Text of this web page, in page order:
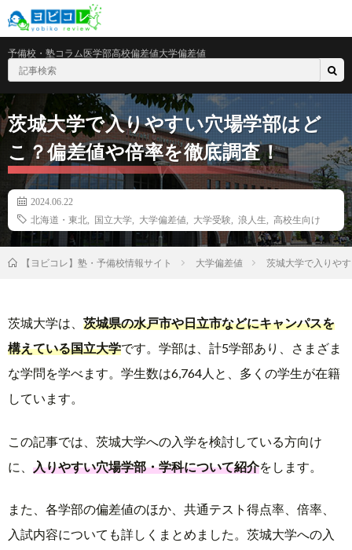
予備校・塾コラム医学部高校偏差値大学偏差値
茨城大学で入りやすい穴場学部はど
こ？偏差値や倍率を徹底調査！
2024.06.22
北海道・東北
国立大学 大学偏差値 大学受験 浪人生 高校生向け
【ヨビコレ】塾・予備校情報サイト 大学偏差値 茨城大学で入りや
茨城大学は、 茨城県の水戸市や日立市などにキャンパスを
構えている国立大学です。学部は、計5学部あり、さまざま
な学問を学べます。学生数は6,764人と、多くの学生が在籍
しています。
この記事では、茨城大学への入学を検討している方向け
に、 入りやすい穴場学部・学科について紹介をします。
また、各学部の偏差値のほか、共通テスト得点率、倍率、
入試内容についても詳しくまとめました。茨城大学への入